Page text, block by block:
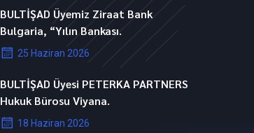
BULTİŞAD Üyemiz Ziraat Bank
Bulgaria, “Yılın Bankası.
25 Haziran 2026
BULTİŞAD Üyesi PETERKA PARTNERS
Hukuk Bürosu Viyana.
18 Haziran 2026